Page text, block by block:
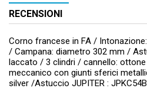
RECENSIONI
Corno francese in FA /
/ Campana: diametro 302 mm /
laccato / 3 clindri / cannello:
meccanico con giunti sferici
silver /Astuccio JUPITER : JPKC54B